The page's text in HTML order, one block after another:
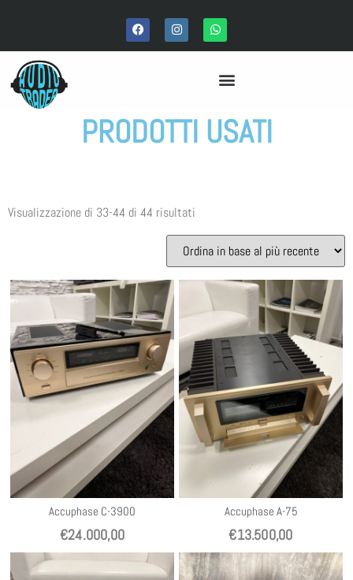
PRODOTTI USATI
Visualizzazione di 33-44 di 44 risultati
Accuphase C-3900
€24.000,00
Accuphase A-75
€13.500,00